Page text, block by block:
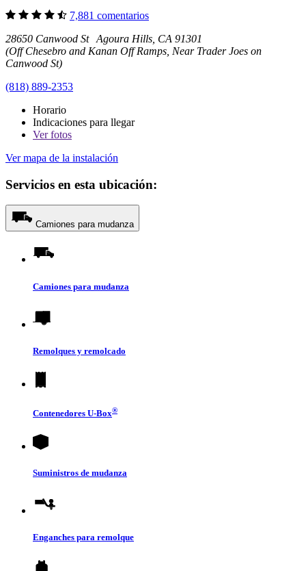
7,881 comentarios
28650 Canwood St Agoura Hills, CA 91301
(Off Chesebro and Kanan Off Ramps, Near Trader Joes on
Canwood St)
(818) 889-2353
Horario
Indicaciones para llegar
Verfotos
Ver mapa de la instalación
Servicios en esta ubicación:
Camiones para mudanza
Camiones para mudanza
Remolques y remolcado
Contenedores U-Box®
Suministros de mudanza
Enganches para remolque